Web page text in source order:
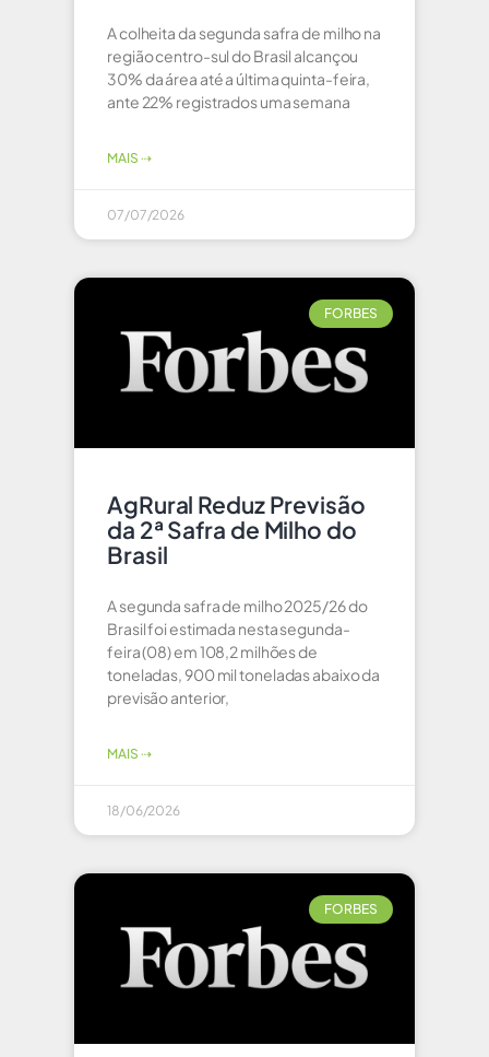
A colheita da segunda safra de milho na
região centro-sul do Brasil alcançou
30% da área até a última quinta-feira,
ante 22% registrados uma semana
MAIS ⇢
07/07/2026
FORBES
AgRural Reduz Previsão
da 2ª Safra de Milho do
Brasil
A segunda safra de milho 2025/26 do
Brasil foi estimada nesta segunda-
feira (08) em 108,2 milhões de
toneladas, 900 mil toneladas abaixo da
previsão anterior,
MAIS ⇢
18/06/2026
FORBES